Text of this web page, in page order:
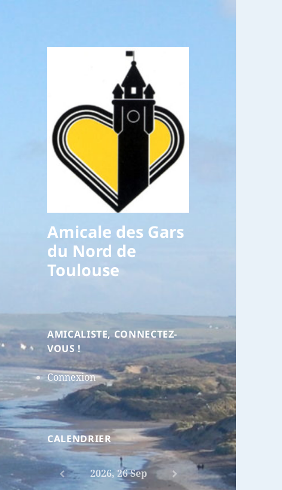
Amicale des Gars
du Nord de
Toulouse
AMICALISTE, CONNECTEZ-
VOUS !
Connexion
CALENDRIER
2026, 26 Sep